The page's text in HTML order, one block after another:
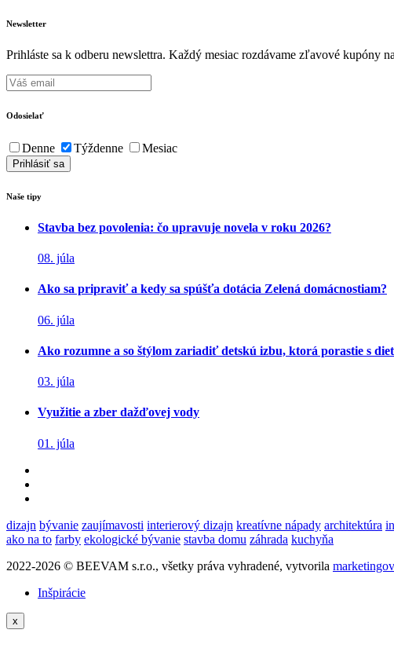
Newsletter
Prihláste sa k odberu newslettra. Každý mesiac rozdávame zľavové kupóny
Odosielať
Denne Týždenne Mesiac
Naše tipy
Stavba bez povolenia: čo upravuje novela v roku 2026?
08. júla
Ako sa pripraviť a kedy sa spúšťa dotácia Zelená domácnostiam?
06. júla
Ako rozumne a so štýlom zariadiť detskú izbu, ktorá porastie s
03. júla
Využitie a zber dažďovej vody
01. júla
dizajn bývanie zaujímavosti interierový dizajn kreatívne nápady architektúra
ako na to farby ekologické bývanie stavba domu záhrada kuchyňa
2022-2026 © BEEVAM s.r.o., všetky práva vyhradené, vytvorila
Inšpirácie
x